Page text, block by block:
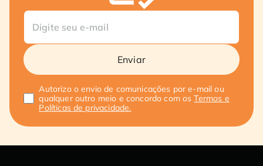
Enviar
Autorizo o envio de comunicações por e-mail ou
qualquer outro meio e concordo com osTermos e
Políticas de privacidade.